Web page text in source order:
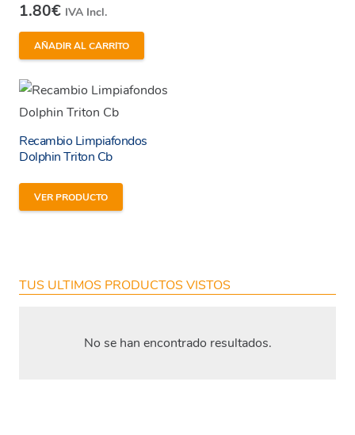
He leído y estoy de acuerdo con los
condiciones y
1.80€ IVA Incl.
AÑADIR AL CARRITO
Recambio Limpiafondos
Dolphin Triton Cb
VER PRODUCTO
TUS ULTIMOS PRODUCTOS VISTOS
No se han encontrado resultados.